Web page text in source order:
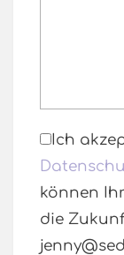
Ich
können
die